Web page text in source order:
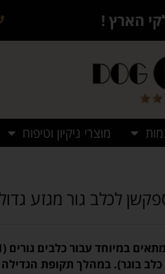
הארץ !
מוצרי ניקיון וטיפוח
לכלב גור מגזע גדול 20 ק”ג
בוגר). במהלך תקופת